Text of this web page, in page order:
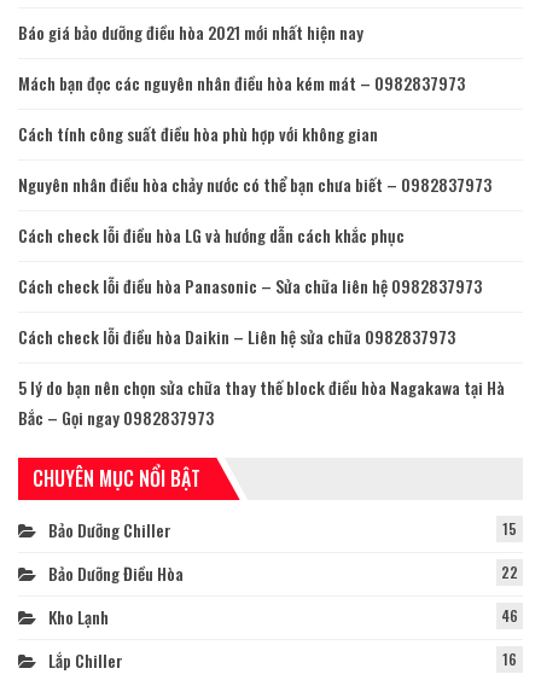
Báo giá bảo dưỡng điều hòa 2021 mới nhất hiện nay
Mách bạn đọc các nguyên nhân điều hòa kém mát – 0982837973
Cách tính công suất điều hòa phù hợp với không gian
Nguyên nhân điều hòa chảy nước có thể bạn chưa biết – 0982837973
Cách check lỗi điều hòa LG và hướng dẫn cách khắc phục
Cách check lỗi điều hòa Panasonic – Sửa chữa liên hệ 0982837973
Cách check lỗi điều hòa Daikin – Liên hệ sửa chữa 0982837973
5 lý do bạn nên chọn sửa chữa thay thế block điều hòa Nagakawa tại Hà
Bắc – Gọi ngay 0982837973
CHUYÊN MỤC NỔI BẬT
Bảo Dưỡng Chiller 15
Bảo Dưỡng Điều Hòa 22
Kho Lạnh 46
Lắp Chiller 16